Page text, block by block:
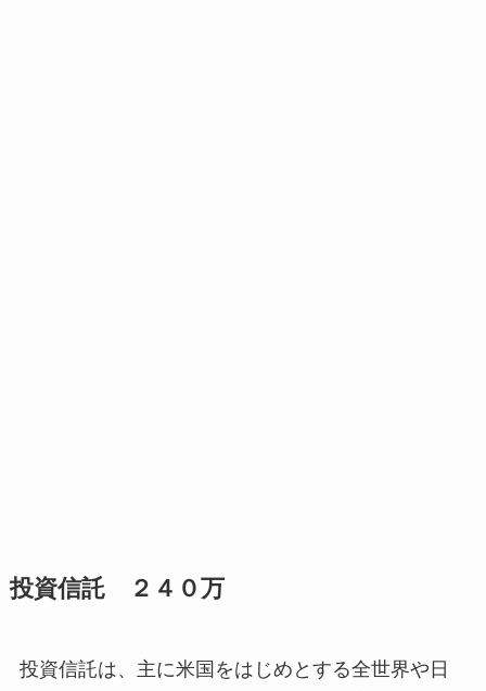
投資信託 ２４０万
投資信託は、主に米国をはじめとする全世界や日